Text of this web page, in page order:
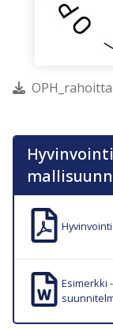
Esimerkki